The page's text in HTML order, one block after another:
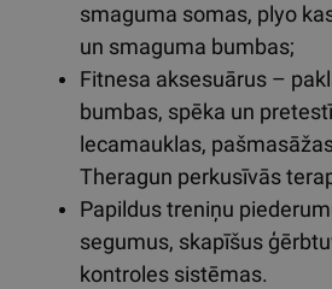
smaguma somas, plyo
un smaguma bumbas;
Fitnesa aksesuārus –
bumbas, spēka un
lecamauklas,
Theragun perkusīvās
Papildus treniņu
segumus, skapīšus
kontroles sistēmas.